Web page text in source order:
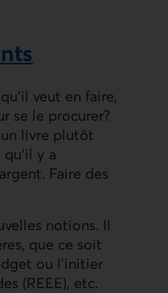
veut en faire,
se le procurer?
livre plutôt
y a
Faire des
notions. Il
que ce soit
ou l’initier
(REEE), etc.